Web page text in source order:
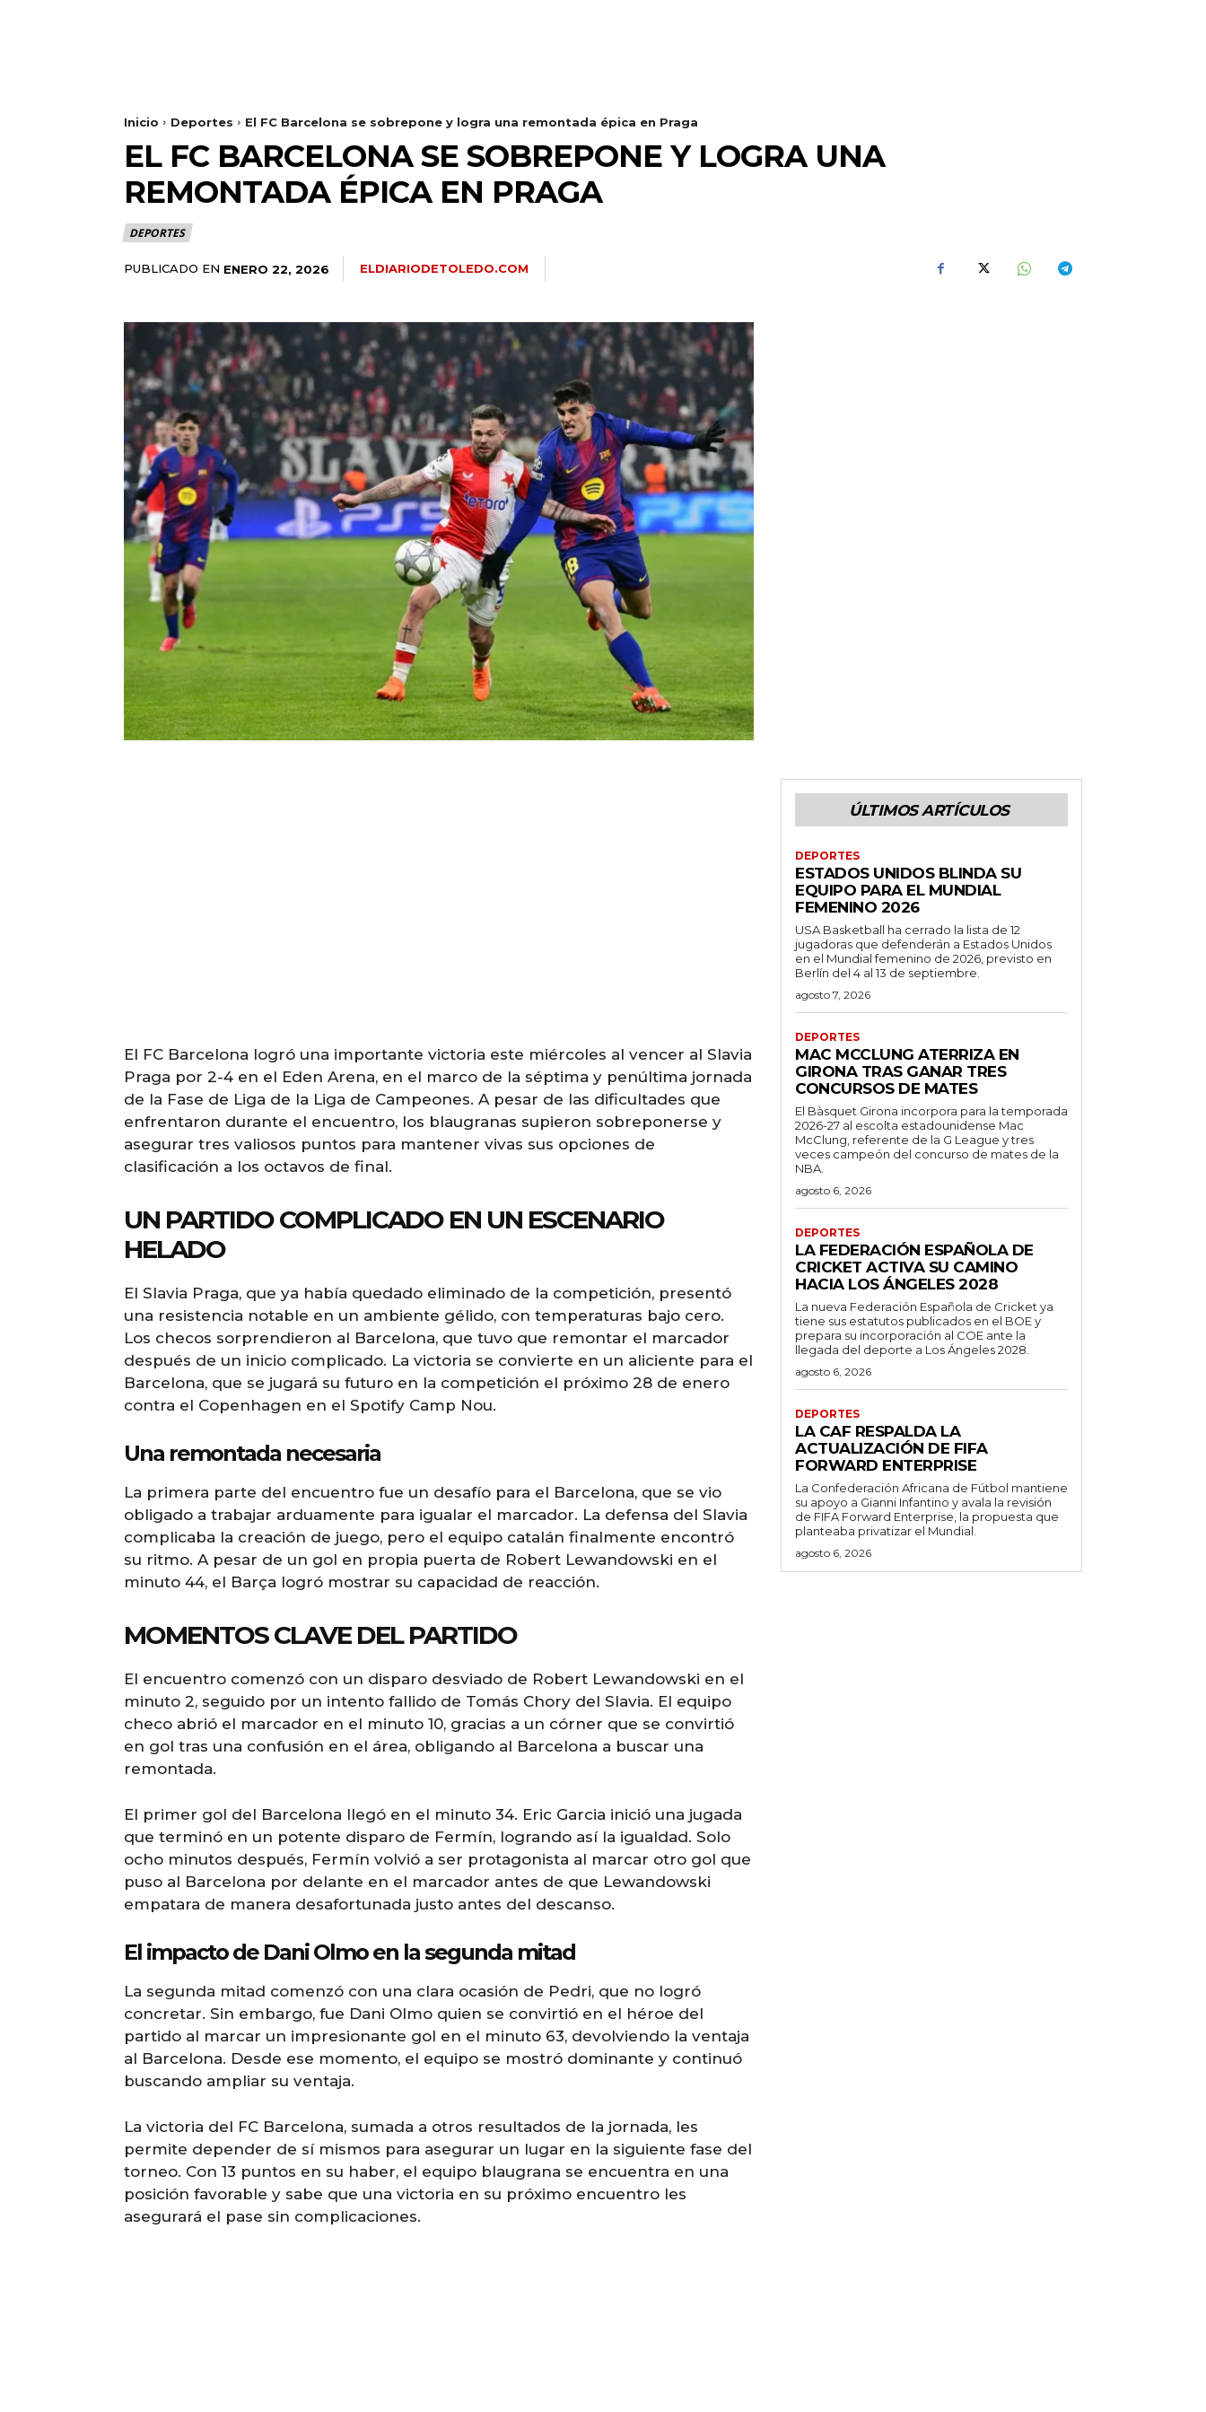
Inicio Deportes El FC Barcelona se sobrepone y logra una remontada épica en Praga
EL FC BARCELONA SE SOBREPONE Y LOGRA UNA
REMONTADA ÉPICA EN PRAGA
DEPORTES
PUBLICADO EN ENERO 22, 2026 ELDIARIODETOLEDO.COM
El FC Barcelona logró una importante victoria este miércoles al vencer al Slavia
Praga por 2-4 en el Eden Arena, en el marco de la séptima y penúltima jornada
de la Fase de Liga de la Liga de Campeones. A pesar de las dificultades que
enfrentaron durante el encuentro, los blaugranas supieron sobreponerse y
asegurar tres valiosos puntos para mantener vivas sus opciones de
clasificación a los octavos de final.
UN PARTIDO COMPLICADO EN UN ESCENARIO
HELADO
El Slavia Praga, que ya había quedado eliminado de la competición, presentó
una resistencia notable en un ambiente gélido, con temperaturas bajo cero.
Los checos sorprendieron al Barcelona, que tuvo que remontar el marcador
después de un inicio complicado. La victoria se convierte en un aliciente para el
Barcelona, que se jugará su futuro en la competición el próximo 28 de enero
contra el Copenhagen en el Spotify Camp Nou.
Una remontada necesaria
La primera parte del encuentro fue un desafío para el Barcelona, que se vio
obligado a trabajar arduamente para igualar el marcador. La defensa del Slavia
complicaba la creación de juego, pero el equipo catalán finalmente encontró
su ritmo. A pesar de un gol en propia puerta de Robert Lewandowski en el
minuto 44, el Barça logró mostrar su capacidad de reacción.
MOMENTOS CLAVE DEL PARTIDO
El encuentro comenzó con un disparo desviado de Robert Lewandowski en el
minuto 2, seguido por un intento fallido de Tomás Chory del Slavia. El equipo
checo abrió el marcador en el minuto 10, gracias a un córner que se convirtió
en gol tras una confusión en el área, obligando al Barcelona a buscar una
remontada.
El primer gol del Barcelona llegó en el minuto 34. Eric Garcia inició una jugada
que terminó en un potente disparo de Fermín, logrando así la igualdad. Solo
ocho minutos después, Fermín volvió a ser protagonista al marcar otro gol que
puso al Barcelona por delante en el marcador antes de que Lewandowski
empatara de manera desafortunada justo antes del descanso.
El impacto de Dani Olmo en la segunda mitad
La segunda mitad comenzó con una clara ocasión de Pedri, que no logró
concretar. Sin embargo, fue Dani Olmo quien se convirtió en el héroe del
partido al marcar un impresionante gol en el minuto 63, devolviendo la ventaja
al Barcelona. Desde ese momento, el equipo se mostró dominante y continuó
buscando ampliar su ventaja.
La victoria del FC Barcelona, sumada a otros resultados de la jornada, les
permite depender de sí mismos para asegurar un lugar en la siguiente fase del
torneo. Con 13 puntos en su haber, el equipo blaugrana se encuentra en una
posición favorable y sabe que una victoria en su próximo encuentro les
asegurará el pase sin complicaciones.
ÚLTIMOS ARTÍCULOS
DEPORTES
ESTADOS UNIDOS BLINDA SU
EQUIPO PARA EL MUNDIAL
FEMENINO 2026
USA Basketball ha cerrado la lista de 12
jugadoras que defenderán a Estados Unidos
en el Mundial femenino de 2026, previsto en
Berlín del 4 al 13 de septiembre.
agosto 7, 2026
DEPORTES
MAC MCCLUNG ATERRIZA EN
GIRONA TRAS GANAR TRES
CONCURSOS DE MATES
El Bàsquet Girona incorpora para la temporada
2026-27 al escolta estadounidense Mac
McClung, referente de la G League y tres
veces campeón del concurso de mates de la
NBA.
agosto 6, 2026
DEPORTES
LA FEDERACIÓN ESPAÑOLA DE
CRICKET ACTIVA SU CAMINO
HACIA LOS ÁNGELES 2028
La nueva Federación Española de Cricket ya
tiene sus estatutos publicados en el BOE y
prepara su incorporación al COE ante la
llegada del deporte a Los Ángeles 2028.
agosto 6, 2026
DEPORTES
LA CAF RESPALDA LA
ACTUALIZACIÓN DE FIFA
FORWARD ENTERPRISE
La Confederación Africana de Fútbol mantiene
su apoyo a Gianni Infantino y avala la revisión
de FIFA Forward Enterprise, la propuesta que
planteaba privatizar el Mundial.
agosto 6, 2026